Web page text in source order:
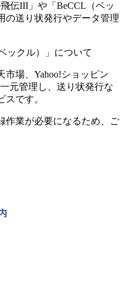
伝III」や「BeCCL（ベッ
の送り状発行やデータ管理
ックル）」について
場、Yahoo!ショッピン
元管理し、送り状発行な
です。
作業が必要になるため、ご